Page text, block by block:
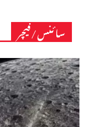
سائنس/فیچر